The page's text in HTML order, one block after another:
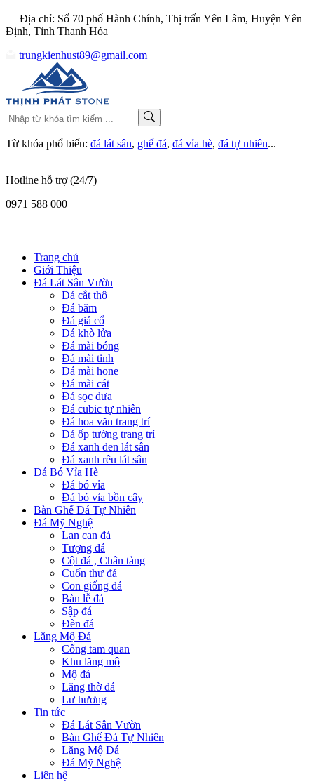
Địa chỉ: Số 70 phố Hành Chính, Thị trấn Yên Lâm, Huyện Yên
Định, Tỉnh Thanh Hóa
trungkienhust89@gmail.com
Từ khóa phổ biến: đá lát sân, ghế đá, đá vỉa hè, đá tự nhiên...
Hotline hỗ trợ (24/7)
0971 588 000
Trang chủ
Giới Thiệu
Đá Lát Sân Vườn
Đá cắt thô
Đá băm
Đá giả cổ
Đá khò lửa
Đá mài bóng
Đá mài tinh
Đá mài hone
Đá mài cát
Đá sọc dưa
Đá cubic tự nhiên
Đá hoa văn trang trí
Đá ốp tường trang trí
Đá xanh đen lát sân
Đá xanh rêu lát sân
Đá Bó Vỉa Hè
Đá bó vỉa
Đá bó vỉa bồn cây
Bàn Ghế Đá Tự Nhiên
Đá Mỹ Nghệ
Lan can đá
Tượng đá
Cột đá , Chân tảng
Cuốn thư đá
Con giống đá
Bàn lễ đá
Sập đá
Đèn đá
Lăng Mộ Đá
Cổng tam quan
Khu lăng mộ
Mộ đá
Lăng thờ đá
Lư hương
Tin tức
Đá Lát Sân Vườn
Bàn Ghế Đá Tự Nhiên
Lăng Mộ Đá
Đá Mỹ Nghệ
Liên hệ